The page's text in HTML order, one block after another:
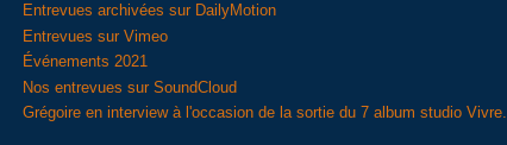
Entrevues archivées sur DailyMotion
Entrevues sur Vimeo
Événements 2021
Nos entrevues sur SoundCloud
Grégoire en interview à l'occasion de la sortie du 7 album studio Vivre.